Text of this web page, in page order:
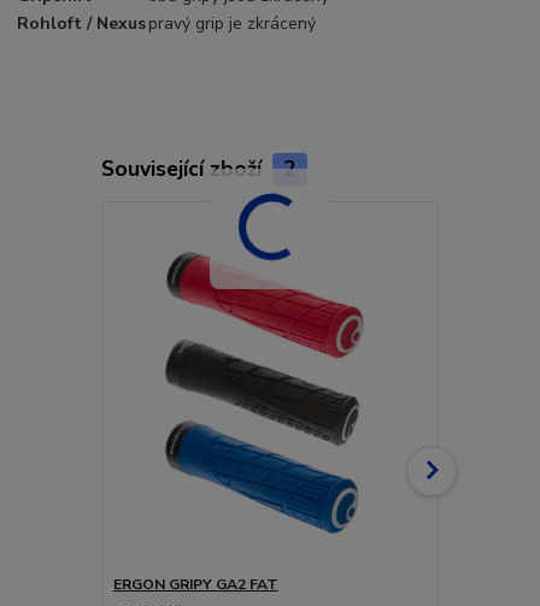
Rohloft / Nexuspravý grip je zkrácený
Související zboží 2
ERGON GRIPY GA2 FAT